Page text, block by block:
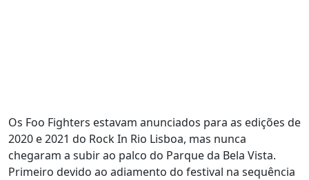
Os Foo Fighters estavam anunciados para as edições de
2020 e 2021 do Rock In Rio Lisboa, mas nunca
chegaram a subir ao palco do Parque da Bela Vista.
Primeiro devido ao adiamento do festival na sequência